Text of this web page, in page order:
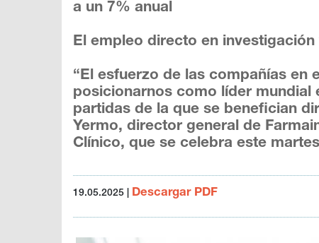
a un 7% anual
El empleo directo en
“El esfuerzo de las compañías en
posicionarnos como líder mundial
partidas de la que se benefician
Yermo, director general de
Clínico, que se celebra este
19.05.2025 Descargar PDF